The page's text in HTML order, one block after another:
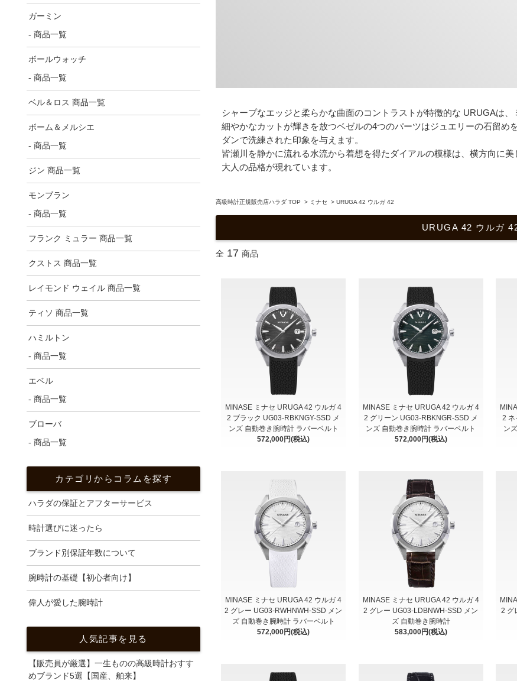
シャープなエッジと柔らかな曲面のコントラストが特徴的な URUGAは
細やかなカットが輝きを放つベゼルの4つのパーツはジュエリーの石留
ダンで洗練された印象を与えます。
皆瀬川を静かに流れる水流から着想を得たダイアルの模様は、横方向に
大人の品格が現れています。
高級時計正規販売店ハラダ TOP > ミナセ > URUGA 42 ウルガ 42
URUGA 42 ウルガ
全 17 商品
MINASE ミナセ URUGA 42 ウルガ 4
2 ブラック UG03-RBKNGY-SSD メ
ンズ 自動巻き腕時計 ラバーベルト
572,000円(税込)
MINASE ミナセ URUGA 42 ウルガ 4
2 グリーン UG03-RBKNGR-SSD メ
ンズ 自動巻き腕時計 ラバーベルト
572,000円(税込)
2 ネ
ン
MINASE ミナセ URUGA 42 ウルガ 4
2 グレー UG03-RWHNWH-SSD メン
ズ 自動巻き腕時計 ラバーベルト
572,000円(税込)
MINASE ミナセ URUGA 42 ウルガ 4
2 グレー UG03-LDBNWH-SSD メン
ズ 自動巻き腕時計
583,000円(税込)
2 グ
ガーミン
- 商品一覧
ボールウォッチ
- 商品一覧
ベル＆ロス 商品一覧
ボーム＆メルシエ
- 商品一覧
ジン 商品一覧
モンブラン
- 商品一覧
フランク ミュラー 商品一覧
クストス 商品一覧
レイモンド ウェイル 商品一覧
ティソ 商品一覧
ハミルトン
- 商品一覧
エベル
- 商品一覧
ブローバ
- 商品一覧
カテゴリからコラムを探す
ハラダの保証とアフターサービス
時計選びに迷ったら
ブランド別保証年数について
腕時計の基礎【初心者向け】
偉人が愛した腕時計
人気記事を見る
【販売員が厳選】一生ものの高級時計おすす
めブランド5選【国産、舶来】